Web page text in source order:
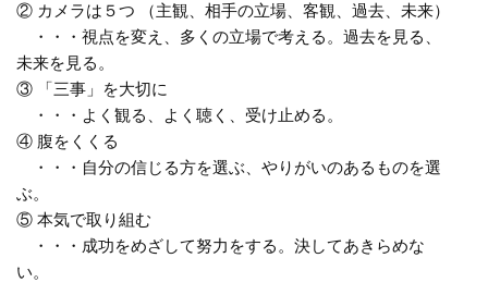
② カメラは５つ （主観、相手の立場、客観、過去、未来）
・・・視点を変え、多くの立場で考える。過去を見る、
未来を見る。
③ 「三事」を大切に
・・・よく観る、よく聴く、受け止める。
④ 腹をくくる
・・・自分の信じる方を選ぶ、やりがいのあるものを選
ぶ。
⑤ 本気で取り組む
・・・成功をめざして努力をする。決してあきらめな
い。